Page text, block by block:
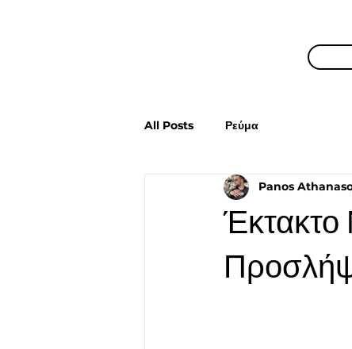
All Posts Ρεύμα
Έκτακτο
Panos